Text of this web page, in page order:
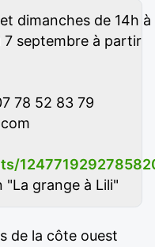
dimanches de 14h à
7 septembre à partir
78 52 83 79
"La grange à Lili"
de la côte ouest